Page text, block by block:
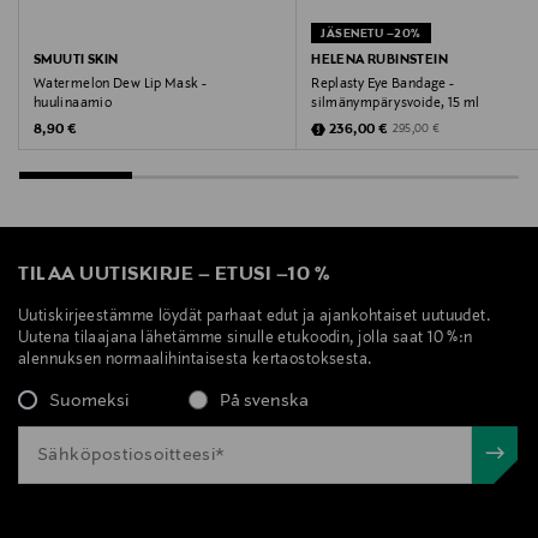
SMUUTI SKIN
Watermelon Dew Lip Mask -
huulinaamio
Original Price
8,90 €
JÄSENETU –20%
HELENA RUBINSTEIN
Replasty Eye Bandage -
silmänympärysvoide, 15 ml
Discounted Price
236,00 € Original Price
295,00 €
TILAA UUTISKIRJE – ETUSI –10 %
Uutiskirjeestämme löydät parhaat edut ja ajankohtaiset uutuudet.
Uutena tilaajana lähetämme sinulle etukoodin, jolla saat 10 %:n
alennuksen normaalihintaisesta kertaostoksesta.
Suomeksi På svenska